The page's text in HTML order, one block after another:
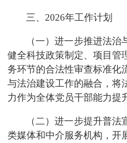
三、2026年工作计划
（一）进一步推进法
健全科技政策制定、项目管
务环节的合法性审查标准化
与法治建设工作的融合，将
力作为全体党员干部能力提
（二）进一步提升普
类媒体和中介服务机构，开